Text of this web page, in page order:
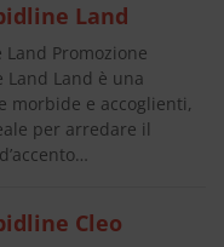
Land
Promozione
Land è una
morbide e accoglienti,
per arredare il
Cleo